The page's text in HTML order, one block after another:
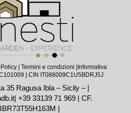
| Termini e condizioni |Informativa
| CIN IT088009C1U5BDRJ5J
35 Ragusa Ibla – Sicily – |
| +39 33139 71 969| CF.
|